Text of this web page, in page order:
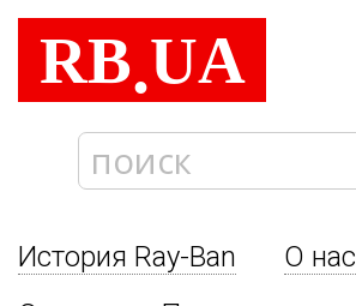
RB.UA
История Ray-Ban О нас